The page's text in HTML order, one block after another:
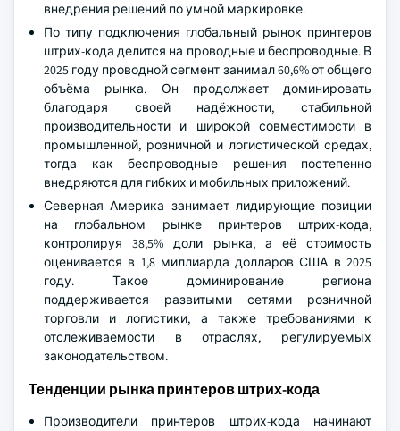
внедрения решений по умной маркировке.
По типу подключения глобальный рынок принтеров
штрих-кода делится на проводные и беспроводные. В
2025 году проводной сегмент занимал 60,6% от общего
объёма рынка. Он продолжает доминировать
благодаря своей надёжности, стабильной
производительности и широкой совместимости в
промышленной, розничной и логистической средах,
тогда как беспроводные решения постепенно
внедряются для гибких и мобильных приложений.
Северная Америка занимает лидирующие позиции
на глобальном рынке принтеров штрих-кода,
контролируя 38,5% доли рынка, а её стоимость
оценивается в 1,8 миллиарда долларов США в 2025
году. Такое доминирование региона
поддерживается развитыми сетями розничной
торговли и логистики, а также требованиями к
отслеживаемости в отраслях, регулируемых
законодательством.
Тенденции рынка принтеров штрих-кода
Производители принтеров штрих-кода начинают